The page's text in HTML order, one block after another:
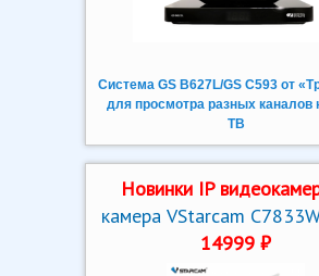
Система GS B627L/GS C593 от
для просмотра разных каналов
ТВ
Новинки IP
камера VStarcam
14999 ₽